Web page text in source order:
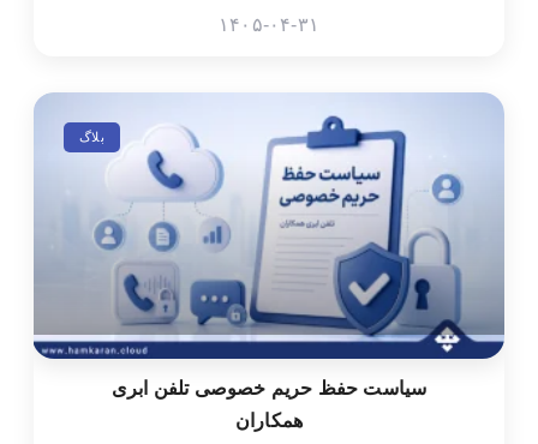
۱۴۰۵-۰۴-۳۱
بلاگ
سیاست حفظ حریم خصوصی تلفن ابری
همکاران